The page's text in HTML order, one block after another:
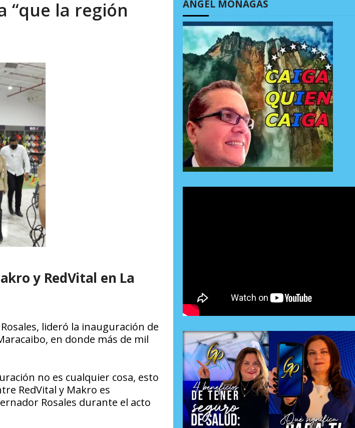
“que la región
y RedVital en La
lideró la inauguración de
en donde más de mil
no es cualquier cosa, esto
RedVital y Makro es
Rosales durante el acto
ÁNGEL MONAGAS